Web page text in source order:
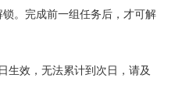
。完成前一组任务后，才可解
生效，无法累计到次日，请及